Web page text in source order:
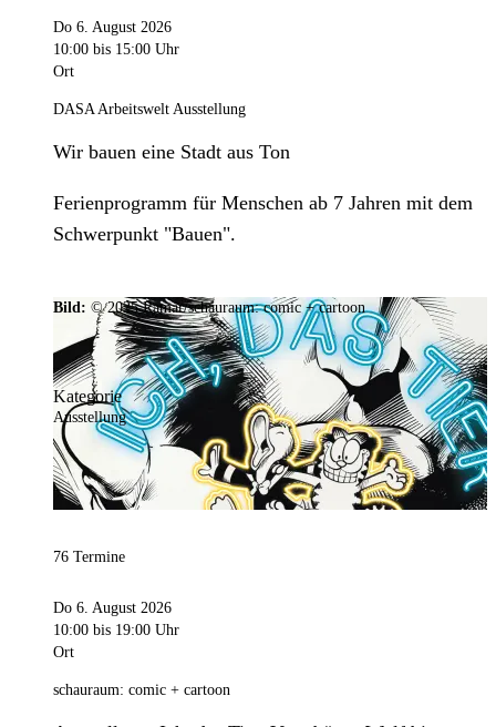
Do 6. August 2026
10:00 bis 15:00 Uhr
Ort
DASA Arbeitswelt Ausstellung
Wir bauen eine Stadt aus Ton
Ferienprogramm für Menschen ab 7 Jahren mit dem
Schwerpunkt "Bauen".
Bild: © 2025 Ramar/schauraum: comic + cartoon
Kategorie
Ausstellung
76 Termine
Do 6. August 2026
10:00 bis 19:00 Uhr
Ort
schauraum: comic + cartoon